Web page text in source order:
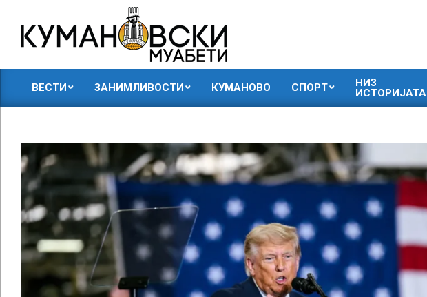
content
КУМАНОВСКИ
МУАБЕТИ
ВЕСТИ ЗАНИМЛИВОСТИ КУМАНОВО СПОРТ
НИЗ
ИСТОРИЈАТА